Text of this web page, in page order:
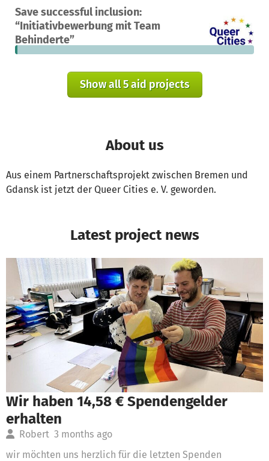
Save successful inclusion:
“Initiativbewerbung mit Team
Behinderte”
A project in Bremen, Germany
17
donations
1%
funded
€304,513
still needed
Show all 5 aid projects
About us
Aus einem Partnerschaftsprojekt zwischen Bremen und
Gdansk ist jetzt der Queer Cities e. V. geworden.
Latest project news
Wir haben 14,58 € Spendengelder
erhalten
Robert 3 months ago
wir möchten uns herzlich für die letzten Spenden